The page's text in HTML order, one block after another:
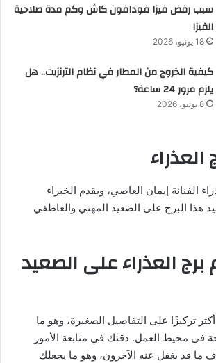
سبب رفض فيزا فودافون كاش وكم مدة صلاحية
الفيزا
18 يونيو، 2026
كيفية الخروج من المطار في نظام الترنزيت.. هل
يلزم مرور 24 ساعة؟
8 يونيو، 2026
الفنانة إيمان العاصي، ويقدم الخبراء
هذا البرج على الصعيد المهني والعاطفي
العذراء على الصعيد
تركيزًا على التفاصيل الصغيرة، وهو ما
في محيط العمل. دقتك في متابعة الأمور
قد يغفل عنه الآخرون، وهو ما يجعلك